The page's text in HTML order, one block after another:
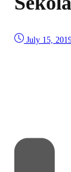
July 15,